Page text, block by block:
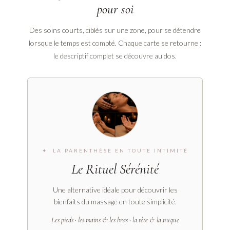
pour soi
Des soins courts, ciblés sur une zone, pour se détendre
lorsque le temps est compté. Chaque carte se retourne :
le descriptif complet se découvre au dos.
✦ LA PARENTHÈSE EN TOUTE INTIMITÉ
Le Rituel Sérénité
Une alternative idéale pour découvrir les
bienfaits du massage en toute simplicité.
Les pieds · les mains & les bras · la tête & la nuque
✦ LE RITUEL
Un rituel complet réunissant trois zones particulièrement
riches en terminaisons nerveuses. Un soin profondément
relaxant, idéal pour celles et ceux qui souhaitent profiter
leur intimité.
Une porte d’entrée tout en douceur, pour découvrir le massage à son
← REVENIR